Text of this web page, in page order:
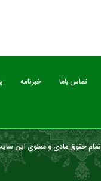
تماس باما خبرنامه
تمام حقوق مادی و معنوی این سایت